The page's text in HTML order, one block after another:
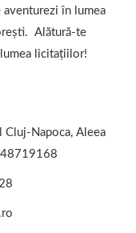
în lumea
Alătură-te
licitațiilor!
Cluj-Napoca, Aleea
48719168